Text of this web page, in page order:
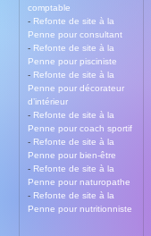
comptable
- Refonte de site à la
Penne pour consultant
- Refonte de site à la
Penne pour pisciniste
- Refonte de site à la
Penne pour décorateur
d’intérieur
- Refonte de site à la
Penne pour coach sportif
- Refonte de site à la
Penne pour bien-être
- Refonte de site à la
Penne pour naturopathe
- Refonte de site à la
Penne pour nutritionniste